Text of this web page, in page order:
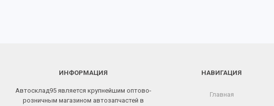
ИНФОРМАЦИЯ
Автосклад95 является крупнейшим оптово-
розничным магазином автозапчастей в
НАВИГАЦИЯ
Главная